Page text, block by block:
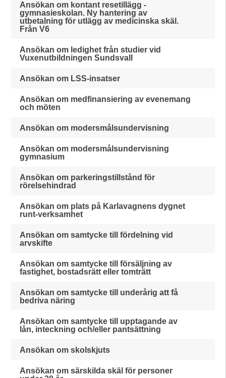
Ansökan om kontant resetillägg -
gymnasieskolan. Ny hantering av
utbetalning för utlägg av medicinska skäl.
Från V6
Ansökan om ledighet från studier vid
Vuxenutbildningen Sundsvall
Ansökan om LSS-insatser
Ansökan om medfinansiering av evenemang
och möten
Ansökan om modersmålsundervisning
Ansökan om modersmålsundervisning
gymnasium
Ansökan om parkeringstillstånd för
rörelsehindrad
Ansökan om plats på Karlavagnens dygnet
runt-verksamhet
Ansökan om samtycke till fördelning vid
arvskifte
Ansökan om samtycke till försäljning av
fastighet, bostadsrätt eller tomträtt
Ansökan om samtycke till underårig att få
bedriva näring
Ansökan om samtycke till upptagande av
lån, inteckning och/eller pantsättning
Ansökan om skolskjuts
Ansökan om särskilda skäl för personer